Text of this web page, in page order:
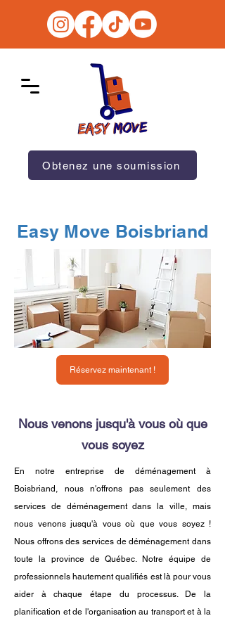
Obtenez une soumission
Easy Move Boisbriand
Réservez maintenant !
Nous venons jusqu'à vous où que
vous soyez
En notre entreprise de déménagement à
Boisbriand, nous n'offrons pas seulement des
services de déménagement dans la ville, mais
nous venons jusqu'à vous où que vous soyez !
Nous offrons des services de déménagement dans
toute la province de Québec. Notre équipe de
professionnels hautement qualifiés est là pour vous
aider à chaque étape du processus. De la
planification et de l'organisation au transport et à la